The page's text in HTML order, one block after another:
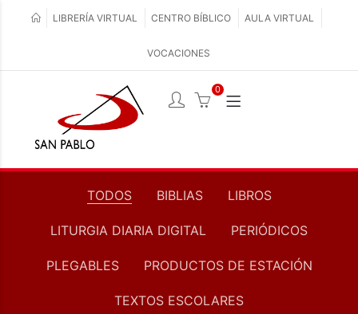
LIBRERÍA VIRTUAL CENTRO BÍBLICO AULA VIRTUAL
VOCACIONES
0
TODOS BIBLIAS LIBROS
LITURGIA DIARIA DIGITAL PERIÓDICOS
PLEGABLES PRODUCTOS DE ESTACIÓN
TEXTOS ESCOLARES